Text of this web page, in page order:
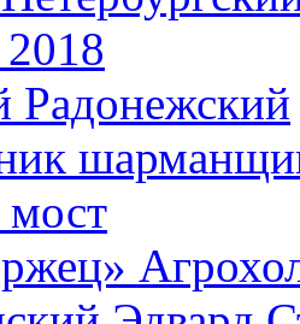
Радонежский